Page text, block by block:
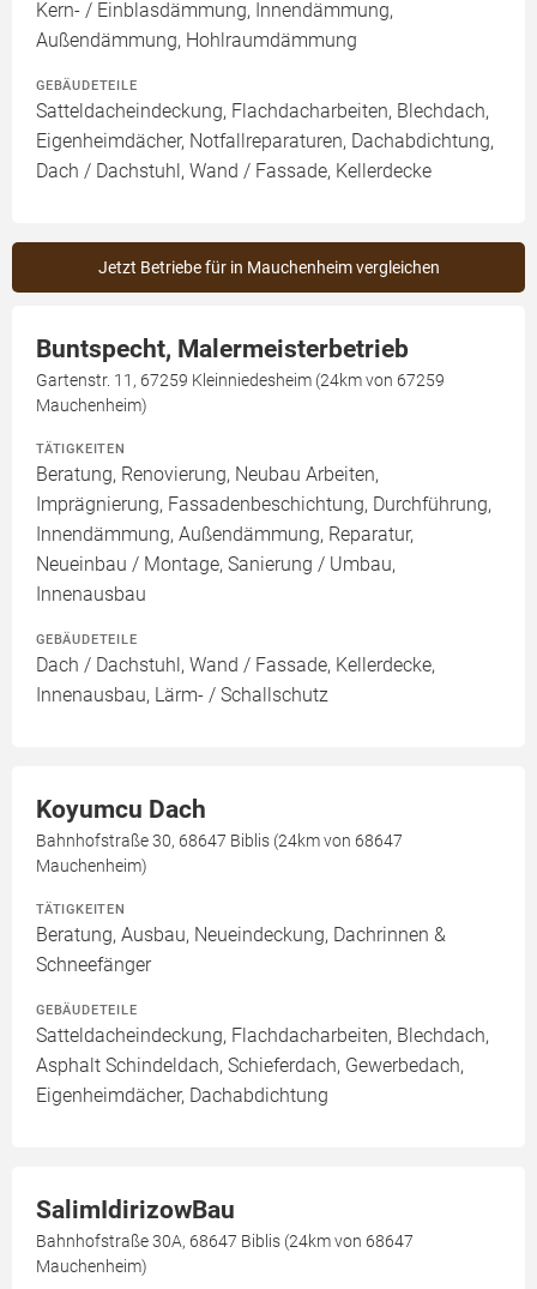
Kern- / Einblasdämmung, Innendämmung,
Außendämmung, Hohlraumdämmung
GEBÄUDETEILE
Satteldacheindeckung, Flachdacharbeiten, Blechdach,
Eigenheimdächer, Notfallreparaturen, Dachabdichtung,
Dach / Dachstuhl, Wand / Fassade, Kellerdecke
Jetzt Betriebe für in Mauchenheim vergleichen
Buntspecht, Malermeisterbetrieb
Gartenstr. 11, 67259 Kleinniedesheim (24km von 67259
Mauchenheim)
TÄTIGKEITEN
Beratung, Renovierung, Neubau Arbeiten,
Imprägnierung, Fassadenbeschichtung, Durchführung,
Innendämmung, Außendämmung, Reparatur,
Neueinbau / Montage, Sanierung / Umbau,
Innenausbau
GEBÄUDETEILE
Dach / Dachstuhl, Wand / Fassade, Kellerdecke,
Innenausbau, Lärm- / Schallschutz
Koyumcu Dach
Bahnhofstraße 30, 68647 Biblis (24km von 68647
Mauchenheim)
TÄTIGKEITEN
Beratung, Ausbau, Neueindeckung, Dachrinnen &
Schneefänger
GEBÄUDETEILE
Satteldacheindeckung, Flachdacharbeiten, Blechdach,
Asphalt Schindeldach, Schieferdach, Gewerbedach,
Eigenheimdächer, Dachabdichtung
SalimIdirizowBau
Bahnhofstraße 30A, 68647 Biblis (24km von 68647
Mauchenheim)